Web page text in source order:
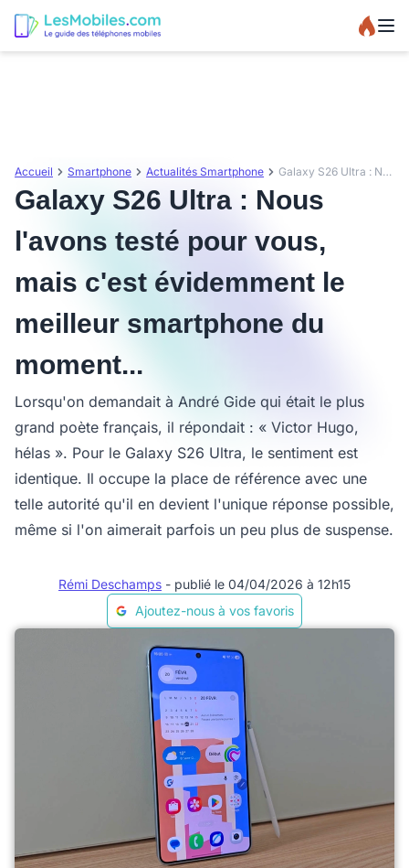
Accueil Smartphone Actualités Smartphone Galaxy S26 Ultra : Nous l'avons testé pour vous, mais c'est évidemment le meilleur smartphone du moment...
Galaxy S26 Ultra : Nous
l'avons testé pour vous,
mais c'est évidemment le
meilleur smartphone du
moment...
Lorsqu'on demandait à André Gide qui était le plus
grand poète français, il répondait : « Victor Hugo,
hélas ». Pour le Galaxy S26 Ultra, le sentiment est
identique. Il occupe la place de référence avec une
telle autorité qu'il en devient l'unique réponse possible,
même si l'on aimerait parfois un peu plus de suspense.
Rémi Deschamps - publié le 04/04/2026 à 12h15
Ajoutez-nous à vos favoris